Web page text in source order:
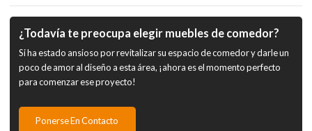
¿Todavía te preocupa elegir muebles de comedor?
Si ha estado ansioso por revitalizar su espacio de comedor y darle un
poco de amor al diseño a esta área, ¡ahora es el momento perfecto
para comenzar ese proyecto!
Ponerse En Contacto